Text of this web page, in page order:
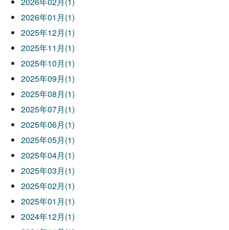
2026年01月(1)
2025年12月(1)
2025年11月(1)
2025年10月(1)
2025年09月(1)
2025年08月(1)
2025年07月(1)
2025年06月(1)
2025年05月(1)
2025年04月(1)
2025年03月(1)
2025年02月(1)
2025年01月(1)
2024年12月(1)